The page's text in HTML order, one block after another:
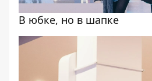
В юбке, но в шапке